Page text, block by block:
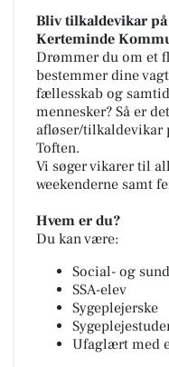
Bliv tilkaldevikar
Kerteminde
Drømmer du om et
bestemmer dine
fællesskab og
mennesker? Så er
afløser/tilkaldevikar
Toften.
Vi søger vikarer til
weekenderne samt
Hvem er du?
Du kan være:
Social- og
SSA-elev
Sygeplejerske
Ufaglært med